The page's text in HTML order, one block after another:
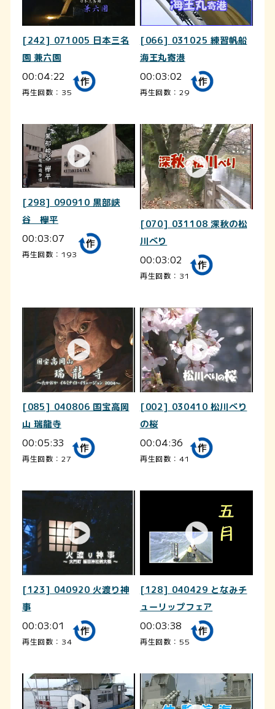
[242] 071005 日本三名
園 兼六園
00:04:22
再生回数：35
[066] 031025 練習帆船
海王丸寄港
00:03:02
再生回数：29
[298] 090910 黒部峡
谷 欅平
00:03:07
再生回数：193
[070] 031108 深秋の松
川べり
00:03:02
再生回数：31
[085] 040806 国宝高岡
山 瑞龍寺
00:05:33
再生回数：27
[002] 030410 松川べり
の桜
00:04:36
再生回数：41
[123] 040920 火渡り神
事
00:03:01
再生回数：34
[128] 040429 となみチ
ューリップフェア
00:03:38
再生回数：55